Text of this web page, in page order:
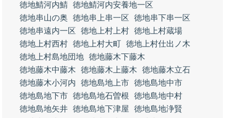
徳地鯖河内鯖 徳地鯖河内安養地一区
徳地串山の奥
徳地串上串一区
徳地串下串一区
徳地串遠内一区
徳地上村上村 徳地上村蔵場
徳地上村西村 徳地上村大町 徳地上村仕出ノ木
徳地上村島地団地 徳地藤木下藤木
徳地藤木中藤木
徳地藤木上藤木
徳地藤木立石
徳地藤木小河内
徳地島地上市 徳地島地中市
徳地島地下市 徳地島地石曽根
徳地島地中村
徳地島地矢井 徳地島地下津屋
徳地島地浄賢